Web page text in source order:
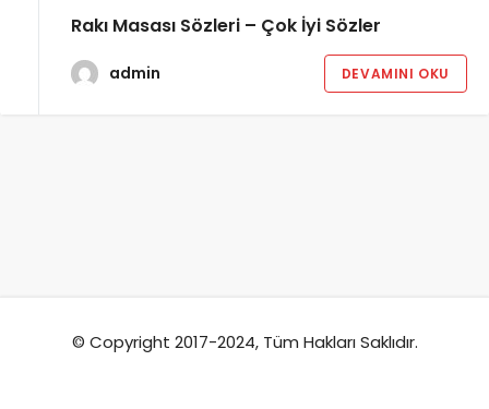
Rakı Masası Sözleri – Çok İyi Sözler
admin DEVAMINI OKU
© Copyright 2017-2024, Tüm Hakları Saklıdır.